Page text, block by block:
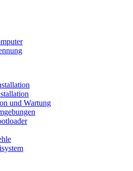
und Wartung